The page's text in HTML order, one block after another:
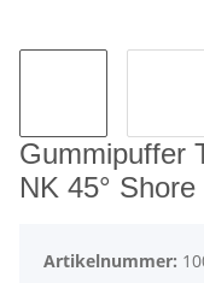
Gummipuffer
NK 45°
Artikelnummer: